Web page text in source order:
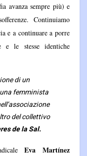
avanza sempre più) e
Continuiamo
e a continuare a porre
e le stesse identiche
di un
femminista
del collettivo
de la Sal.
Eva Martínez